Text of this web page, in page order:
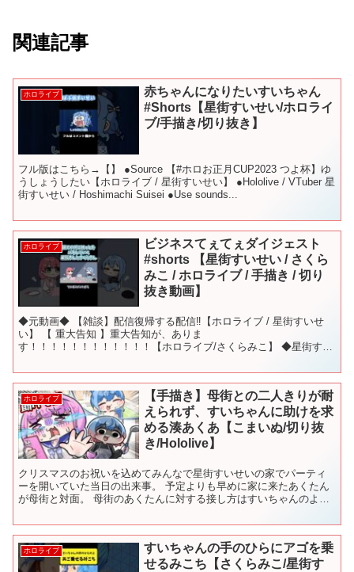
関連記事
ホロライブ
赤ちゃんになりたいすいちゃん
#Shorts【星街すいせい/ホロライ
ブ/手描き/切り抜き】
フル版はこちら→【】 ●Source 【#ホロお正月CUP2023 つよ杯】ゆ
うしょうしたい【ホロライブ / 星街すいせい】 ●Hololive / VTuber 星
街すいせい / Hoshimachi Suisei ●Use sounds...
ホロライブ
ビジネスてぇてぇダイジェスト
#shorts 【星街すいせい / さくら
みこ / ホロライブ / 手描き / 切り
抜き動画】
◆元動画◆ 【雑談】配信復帰する配信‼【ホロライブ / 星街すいせ
い】 【 重大告知 】重大告知が、ありま
す！！！！！！！！！！！！【ホロライブ/さくらみこ】 ◆星街すい
さ...
ホロライブ
【手描き】母街との二人きりが耐
えられず、すいちゃんに助けを求
める湊あくあ【こまいぬ/切り抜
き/Hololive】
クリスマスのお祝いを込めてみんなで星街すいせいの家でパーティ
ーを開いていた当日の出来事。 予定よりも早めに家に来たあくたん
が母街と対面。 母街のあくたんに対する接し方はすいちゃんのよう
ホロライブ
すいちゃんの手のひらにアゴを乗
せるみこち【さくらみこ/星街す